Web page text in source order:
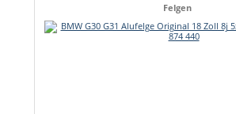
Felgen